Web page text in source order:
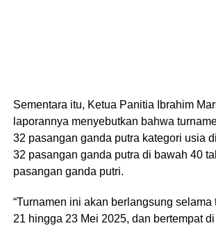
Sementara itu, Ketua Panitia Ibrahim
laporannya menyebutkan bahwa
32 pasangan ganda putra kategori usia
32 pasangan ganda putra di bawah 40
pasangan ganda putri.
“Turnamen ini akan berlangsung selama
21 hingga 23 Mei 2025, dan bertempat